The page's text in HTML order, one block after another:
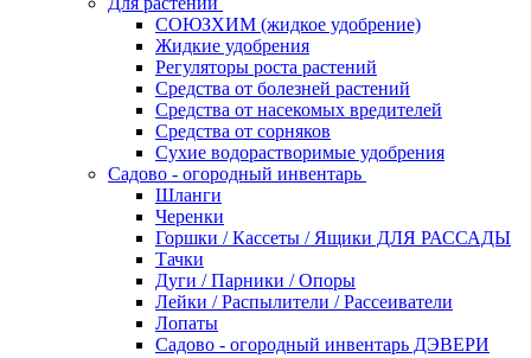
СОЮЗХИМ (жидкое удобрение)
Жидкие удобрения
Регуляторы роста растений
Средства от болезней растений
Средства от насекомых вредителей
Средства от сорняков
Сухие водорастворимые удобрения
Садово - огородный инвентарь
Шланги
Черенки
Горшки / Кассеты / Ящики ДЛЯ РАССАДЫ
Тачки
Дуги / Парники / Опоры
Лейки / Распылители / Рассеиватели
Лопаты
Садово - огородный инвентарь ДЭВЕРИ